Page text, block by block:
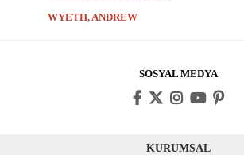
WYETH, ANDREW
SOSYAL MEDYA
KURUMSAL